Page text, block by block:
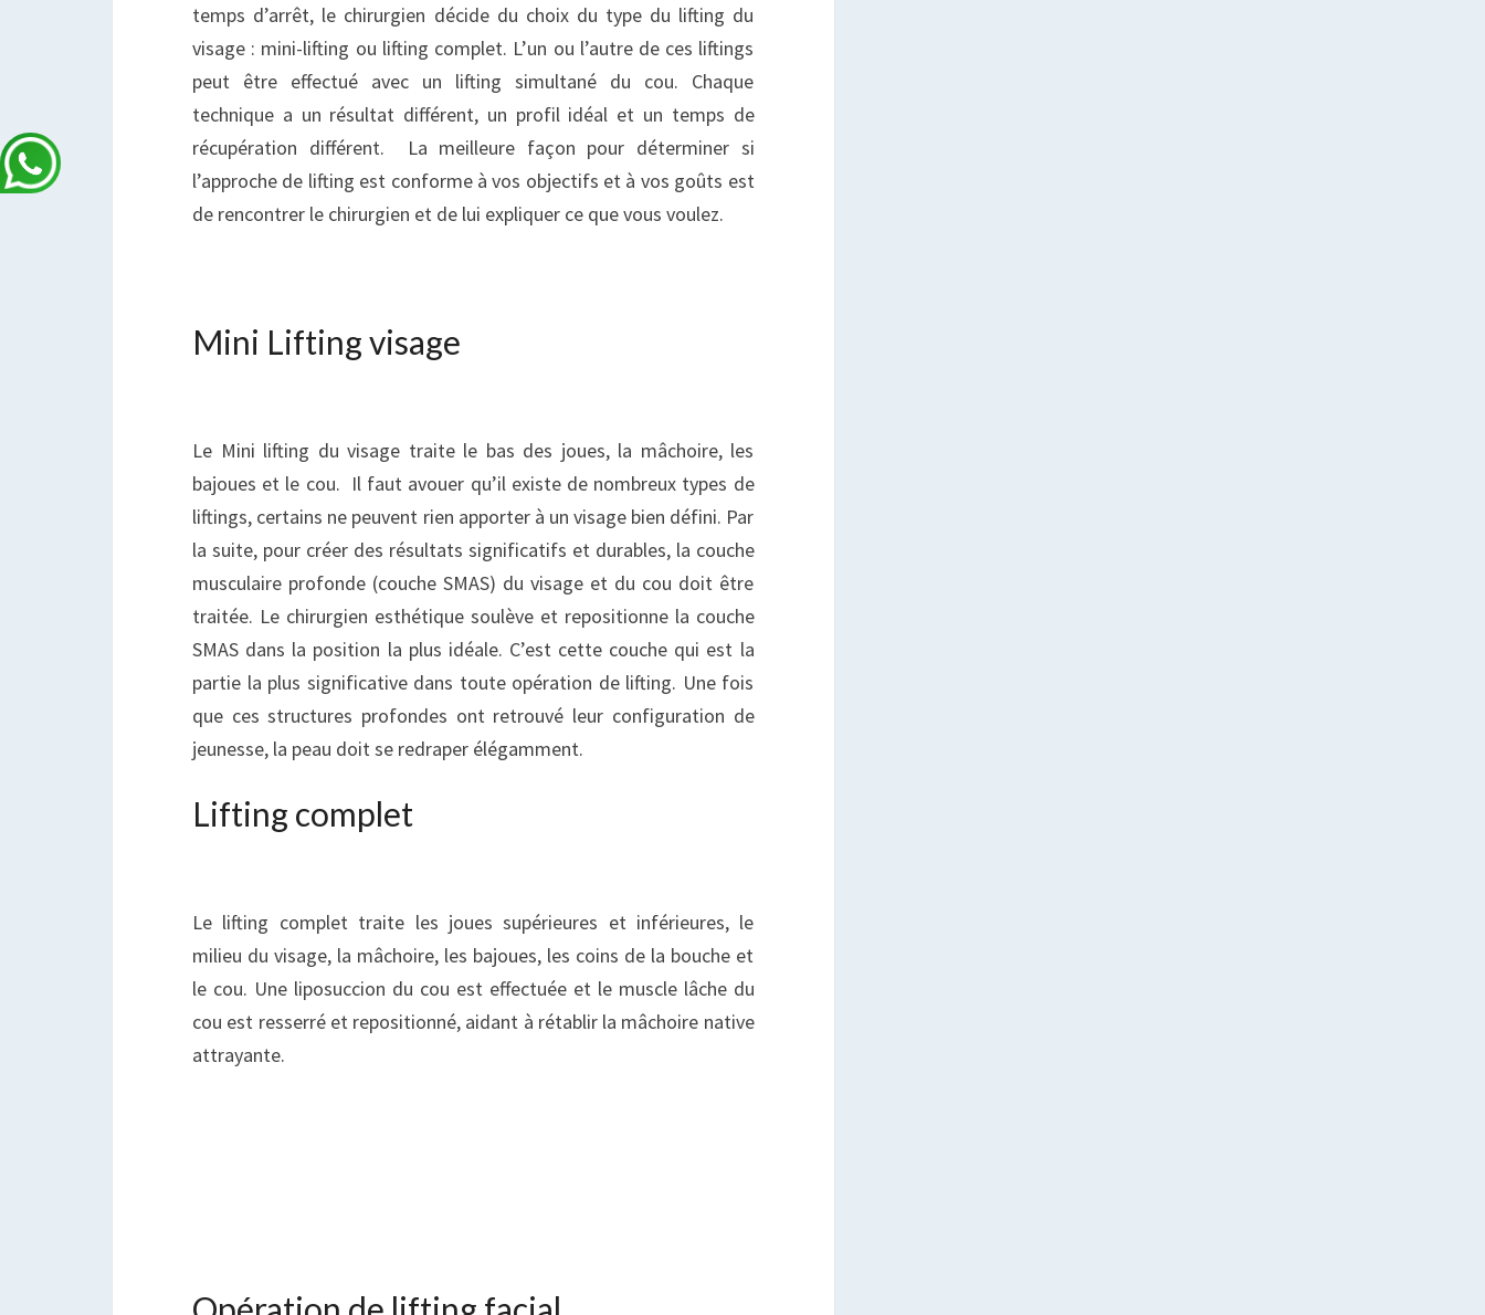
temps d’arrêt, le chirurgien décide du choix du type du lifting du
visage : mini-lifting ou lifting complet. L’un ou l’autre de ces liftings
peut être effectué avec un lifting simultané du cou. Chaque
technique a un résultat différent, un profil idéal et un temps de
récupération différent. La meilleure façon pour déterminer si
l’approche de lifting est conforme à vos objectifs et à vos goûts est
de rencontrer le chirurgien et de lui expliquer ce que vous voulez.
Mini Lifting visage
Le Mini lifting du visage traite le bas des joues, la mâchoire, les
bajoues et le cou. Il faut avouer qu’il existe de nombreux types de
liftings, certains ne peuvent rien apporter à un visage bien défini. Par
la suite, pour créer des résultats significatifs et durables, la couche
musculaire profonde (couche SMAS) du visage et du cou doit être
traitée. Le chirurgien esthétique soulève et repositionne la couche
SMAS dans la position la plus idéale. C’est cette couche qui est la
partie la plus significative dans toute opération de lifting. Une fois
que ces structures profondes ont retrouvé leur configuration de
jeunesse, la peau doit se redraper élégamment.
Lifting complet
Le lifting complet traite les joues supérieures et inférieures, le
milieu du visage, la mâchoire, les bajoues, les coins de la bouche et
le cou. Une liposuccion du cou est effectuée et le muscle lâche du
cou est resserré et repositionné, aidant à rétablir la mâchoire native
attrayante.